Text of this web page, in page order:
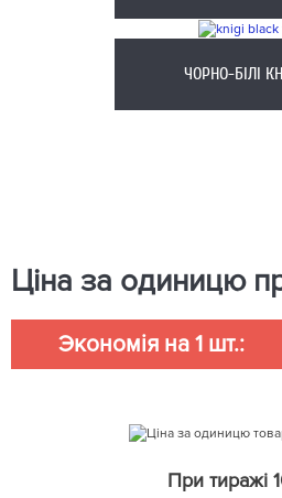
ЧОРНО-БІЛІ
Ціна за одиницю
Экономія на 1 шт.:
При тиражі